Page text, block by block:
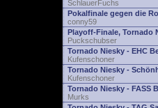
SchlauerFuchs
Pokalfinale gegen die
conny59
Playoff-Finale, Tornado
Puckschubser
Tornado Niesky - EHC
Kufenschoner
Tornado Niesky -
Kufenschoner
Tornado Niesky - FASS
Murks